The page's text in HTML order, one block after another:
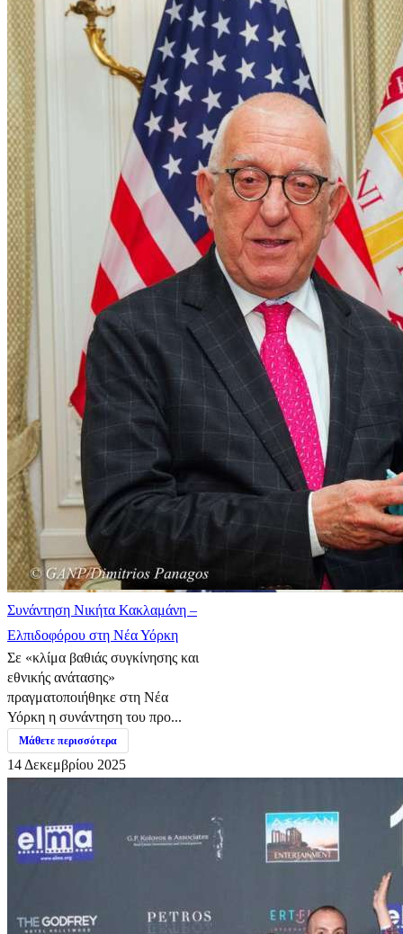
Συνάντηση Νικήτα Κακλαμάνη –
Ελπιδοφόρου στη Νέα Υόρκη
Σε «κλίμα βαθιάς συγκίνησης και
εθνικής ανάτασης»
πραγματοποιήθηκε στη Νέα
Υόρκη η συνάντηση του προ...
Μάθετε περισσότερα
14 Δεκεμβρίου 2025